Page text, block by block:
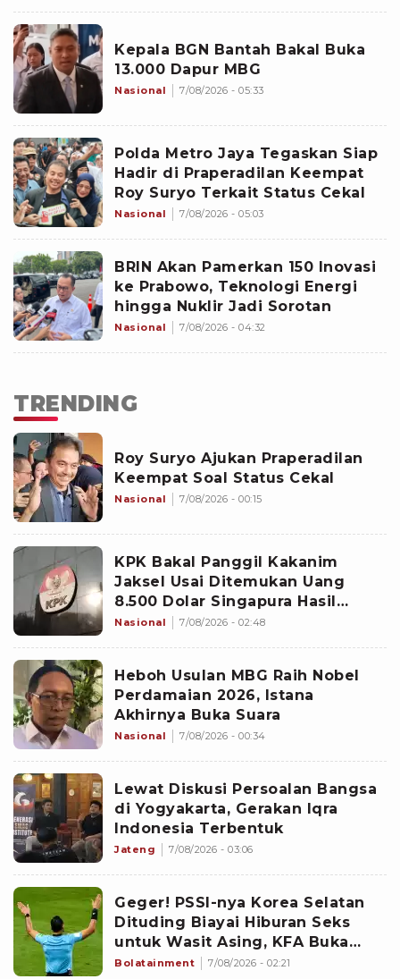
Kepala BGN Bantah Bakal Buka
13.000 Dapur MBG
Nasional 7/08/2026 - 05:33
Polda Metro Jaya Tegaskan Siap
Hadir di Praperadilan Keempat
Roy Suryo Terkait Status Cekal
Nasional 7/08/2026 - 05:03
BRIN Akan Pamerkan 150 Inovasi
ke Prabowo, Teknologi Energi
hingga Nuklir Jadi Sorotan
Nasional 7/08/2026 - 04:32
TRENDING
Roy Suryo Ajukan Praperadilan
Keempat Soal Status Cekal
Nasional 7/08/2026 - 00:15
KPK Bakal Panggil Kakanim
Jaksel Usai Ditemukan Uang
8.500 Dolar Singapura Hasil
Penggeledahan
Nasional 7/08/2026 - 02:48
Heboh Usulan MBG Raih Nobel
Perdamaian 2026, Istana
Akhirnya Buka Suara
Nasional 7/08/2026 - 00:34
Lewat Diskusi Persoalan Bangsa
di Yogyakarta, Gerakan Iqra
Indonesia Terbentuk
Jateng 7/08/2026 - 03:06
Geger! PSSI-nya Korea Selatan
Dituding Biayai Hiburan Seks
untuk Wasit Asing, KFA Buka
Suara
Bolatainment 7/08/2026 - 02:21